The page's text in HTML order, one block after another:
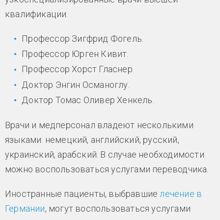
квалификации.
Профессор Зигфрид Фогель.
Профессор Юрген Кивит.
Профессор Хорст Гласнер.
Доктор Энгин Османоглу.
Доктор Томас Оливер Хенкель.
Врачи и медперсонал владеют несколькими
языками: немецкий, английский, русский,
украинский, арабский. В случае необходимости
можно воспользоваться услугами переводчика.
Иностранные пациенты, выбравшие лечение в
Германии, могут воспользоваться услугами